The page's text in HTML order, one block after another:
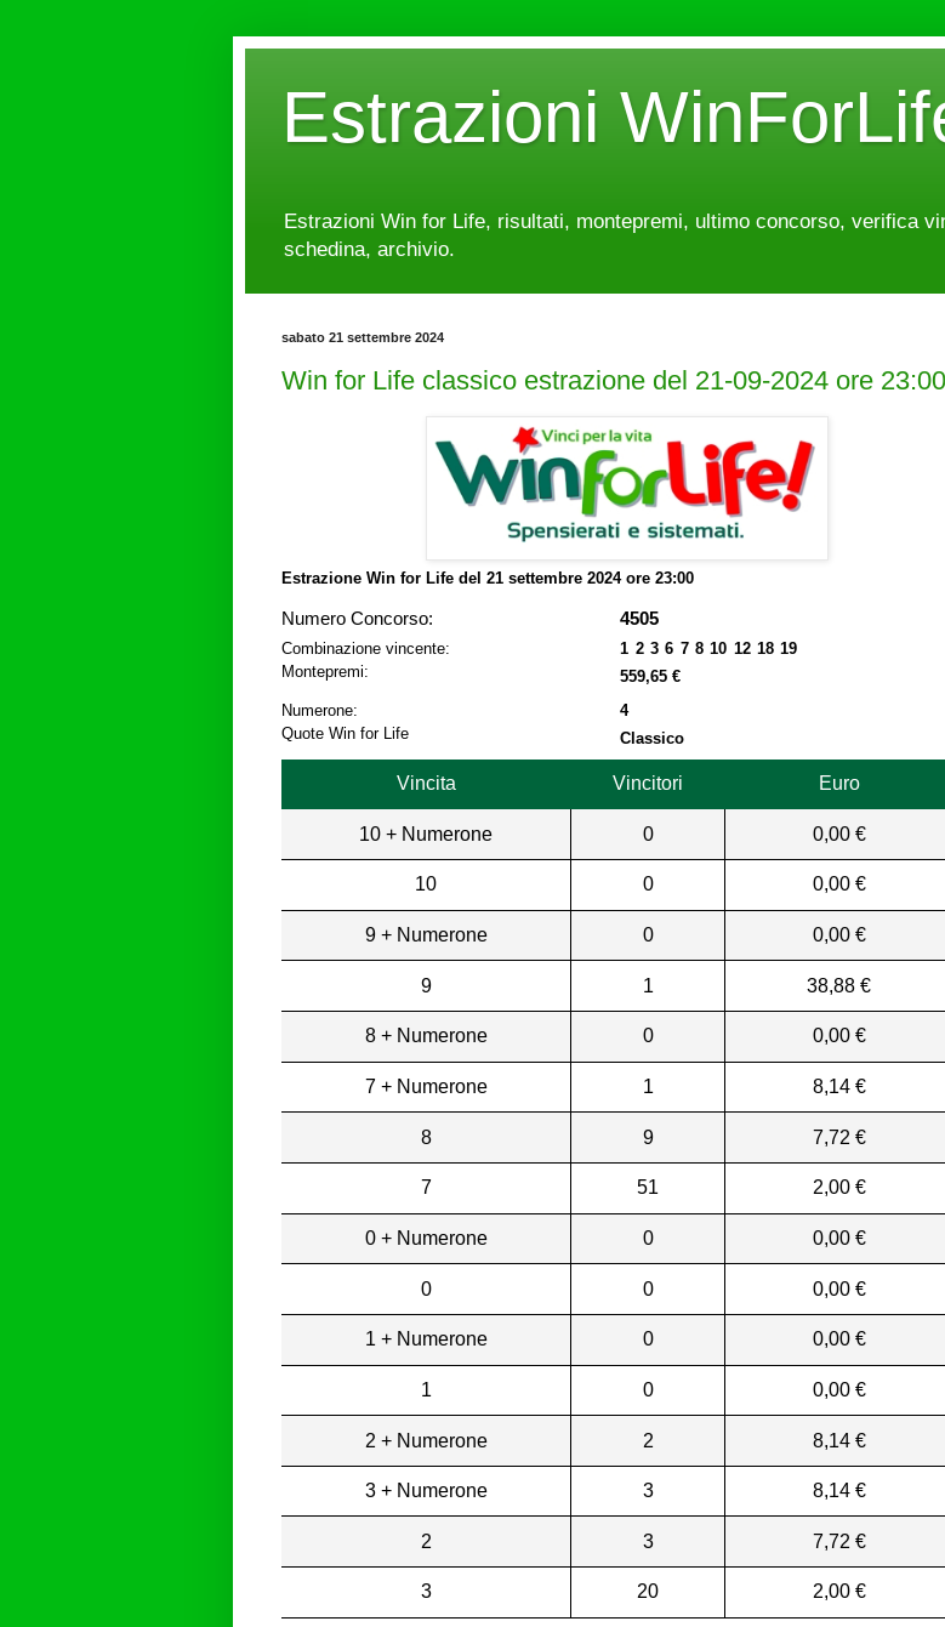
Estrazioni
Estrazioni Win for Life, risultati, montepremi, ultimo concorso, verifica
schedina, archivio.
sabato 21 settembre 2024
Win for Life classico estrazione del 21-09-2024 ore 23:00
Estrazione Win for Life del 21 settembre 2024 ore 23:00
Numero Concorso: 4505
Combinazione vincente:
1 2 3 6 7 8 10 12 18 19
Montepremi:
559,65 €
Numerone:
4
Quote Win for Life
Classico
Vincita Vincitori Euro
10 + Numerone 0 0,00 €
10 0 0,00 €
9 + Numerone 0 0,00 €
9 1 38,88 €
8 + Numerone 0 0,00 €
7 + Numerone 1 8,14 €
8 9 7,72 €
7 51 2,00 €
0 + Numerone 0 0,00 €
0 0 0,00 €
1 + Numerone 0 0,00 €
1 0 0,00 €
2 + Numerone 2 8,14 €
3 + Numerone 3 8,14 €
2 3 7,72 €
3 20 2,00 €